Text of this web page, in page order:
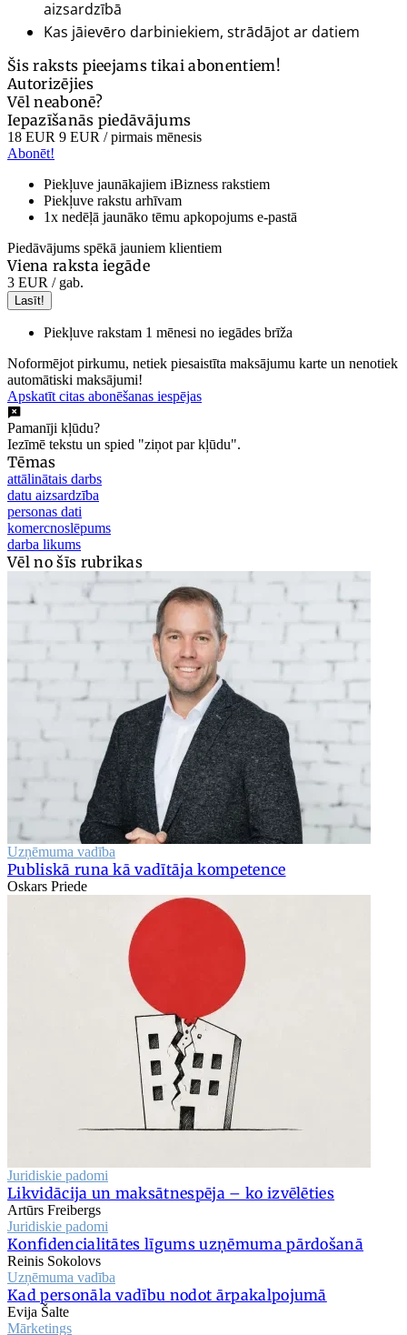
aizsardzībā
Kas jāievēro darbiniekiem, strādājot ar datiem
Šis raksts pieejams tikai abonentiem!
Autorizējies
Vēl neabonē?
Iepazīšanās piedāvājums
18 EUR 9 EUR / pirmais mēnesis
Abonēt!
Piekļuve jaunākajiem iBizness rakstiem
Piekļuve rakstu arhīvam
1x nedēļā jaunāko tēmu apkopojums e-pastā
Piedāvājums spēkā jauniem klientiem
Viena raksta iegāde
3 EUR / gab.
Lasīt!
Piekļuve rakstam 1 mēnesi no iegādes brīža
Noformējot pirkumu, netiek piesaistīta maksājumu karte un nenotiek
automātiski maksājumi!
Apskatīt citas abonēšanas iespējas
Pamanīji kļūdu?
Iezīmē tekstu un spied "ziņot par kļūdu".
Tēmas
attālinātais darbs
datu aizsardzība
personas dati
komercnoslēpums
darba likums
Vēl no šīs rubrikas
Uzņēmuma vadība
Publiskā runa kā vadītāja kompetence
Oskars Priede
Juridiskie padomi
Likvidācija un maksātnespēja – ko izvēlēties
Artūrs Freibergs
Juridiskie padomi
Konfidencialitātes līgums uzņēmuma pārdošanā
Reinis Sokolovs
Uzņēmuma vadība
Kad personāla vadību nodot ārpakalpojumā
Evija Šalte
Mārketings